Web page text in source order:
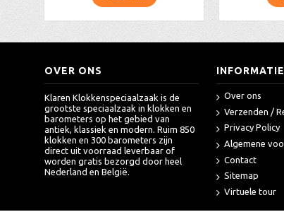
OVER ONS
Klaren Klokkenspeciaalzaak is de
grootste speciaalzaak in klokken en
barometers op het gebied van
antiek, klassiek en modern. Ruim 850
klokken en 300 barometers zijn
direct uit voorraad leverbaar of
worden gratis bezorgd door heel
Nederland en België.
INFORMATIE
Over ons
Verzenden /
Privacy Policy
Algemene
Contact
Sitemap
Virtuele tour